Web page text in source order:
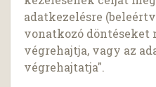
adatkezelésre
vonatkozó döntéseket
végrehajtja, vagy az
végrehajtatja".